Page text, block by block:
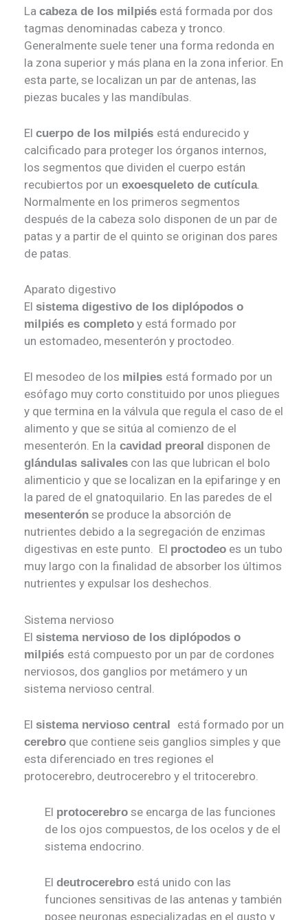
La cabeza de los milpiés está formada por dos
tagmas denominadas cabeza y tronco.
Generalmente suele tener una forma redonda en
la zona superior y más plana en la zona inferior. En
esta parte, se localizan un par de antenas, las
piezas bucales y las mandíbulas.
El cuerpo de los milpiés está endurecido y
calcificado para proteger los órganos internos,
los segmentos que dividen el cuerpo están
recubiertos por un exoesqueleto de cutícula.
Normalmente en los primeros segmentos
después de la cabeza solo disponen de un par de
patas y a partir de el quinto se originan dos pares
de patas.
Aparato digestivo
El sistema digestivo de los diplópodos o
milpiés es completo y está formado por
un estomadeo, mesenterón y proctodeo.
El mesodeo de los milpies está formado por un
esófago muy corto constituido por unos pliegues
y que termina en la válvula que regula el caso de el
alimento y que se sitúa al comienzo de el
mesenterón. En la cavidad preoral disponen de
glándulas salivales con las que lubrican el bolo
alimenticio y que se localizan en la epifaringe y en
la pared de el gnatoquilario. En las paredes de el
mesenterón se produce la absorción de
nutrientes debido a la segregación de enzimas
digestivas en este punto. El proctodeo es un tubo
muy largo con la finalidad de absorber los últimos
nutrientes y expulsar los deshechos.
Sistema nervioso
El sistema nervioso de los diplópodos o
milpiés está compuesto por un par de cordones
nerviosos, dos ganglios por metámero y un
sistema nervioso central.
El sistema nervioso central está formado por un
cerebro que contiene seis ganglios simples y que
esta diferenciado en tres regiones el
protocerebro, deutrocerebro y el tritocerebro.
El protocerebro se encarga de las funciones
de los ojos compuestos, de los ocelos y de el
sistema endocrino.
El deutrocerebro está unido con las
funciones sensitivas de las antenas y también
posee neuronas especializadas en el gusto y